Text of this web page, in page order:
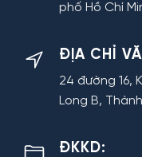
phố Hồ Chí
ĐỊA CHỈ
24 đường 16,
Long B,
ĐKKD: